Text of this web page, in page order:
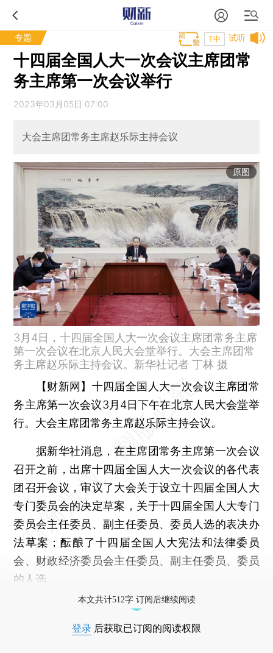
专题 试听
T中
十四届全国人大一次会议主席团常
务主席第一次会议举行
2023年03月05日 07:00
大会主席团常务主席赵乐际主持会议
原图
3月4日，十四届全国人大一次会议主席团常务主席
第一次会议在北京人民大会堂举行。大会主席团常
务主席赵乐际主持会议。新华社记者 丁林 摄
【财新网】 十四届全国人大一次会议主席团常
务主席第一次会议3月4日下午在北京人民大会堂举
行。大会主席团常务主席赵乐际主持会议。
据新华社消息，在主席团常务主席第一次会议
召开之前，出席十四届全国人大一次会议的各代表
团召开会议，审议了大会关于设立十四届全国人大
专门委员会的决定草案，关于十四届全国人大专门
委员会主任委员、副主任委员、委员人选的表决办
法草案；酝酿了十四届全国人大宪法和法律委员
会、财政经济委员会主任委员、副主任委员、委员
的人选。
本文共计512字 订阅后继续阅读
登录 后获取已订阅的阅读权限